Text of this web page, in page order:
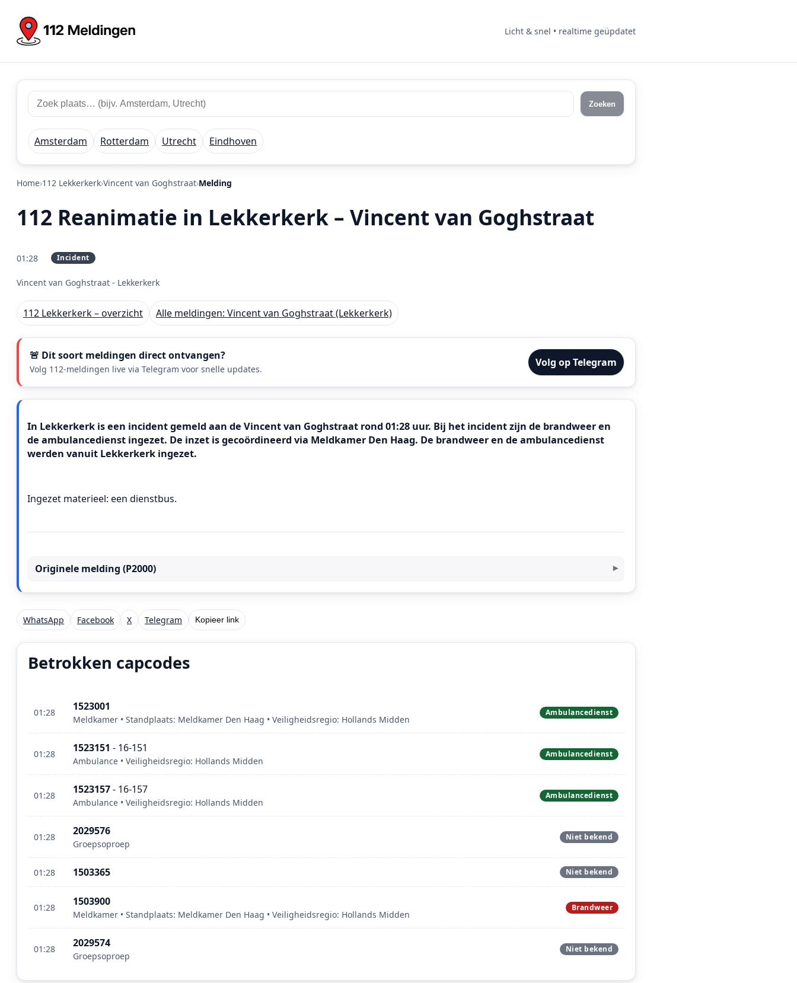
Licht & snel • realtime geüpdatet
Zoek 112 meldingen
Zoek plaats of regio Zoeken
Amsterdam Rotterdam Utrecht Eindhoven
Home 112 Lekkerkerk Vincent van Goghstraat Melding
112 Reanimatie in Lekkerkerk – Vincent van Goghstraat
01:28 Incident
Vincent van Goghstraat - Lekkerkerk
112 Lekkerkerk – overzicht Alle meldingen: Vincent van Goghstraat (Lekkerkerk)
🚨 Dit soort meldingen direct ontvangen?
Volg 112-meldingen live via Telegram voor snelle updates.
Volg op Telegram
Meldingstekst
In Lekkerkerk is een incident gemeld aan de Vincent van Goghstraat rond 01:28 uur. Bij het incident zijn de brandweer en
de ambulancedienst ingezet. De inzet is gecoördineerd via Meldkamer Den Haag. De brandweer en de ambulancedienst
werden vanuit Lekkerkerk ingezet.
Ingezet materieel: een dienstbus.
Originele melding (P2000)
WhatsApp Facebook X Telegram Kopieer link
Betrokken capcodes
01:28 1523001
Meldkamer • Standplaats: Meldkamer Den Haag • Veiligheidsregio: Hollands Midden
Ambulancedienst
01:28 1523151 - 16-151
Ambulance • Veiligheidsregio: Hollands Midden
Ambulancedienst
01:28 1523157- 16-157
Ambulance • Veiligheidsregio: Hollands Midden
Ambulancedienst
01:28 2029576
Groepsoproep
Niet bekend
01:28 1503365 Niet bekend
01:28 1503900
Meldkamer • Standplaats: Meldkamer Den Haag • Veiligheidsregio: Hollands Midden
Brandweer
01:28 2029574
Groepsoproep
Niet bekend